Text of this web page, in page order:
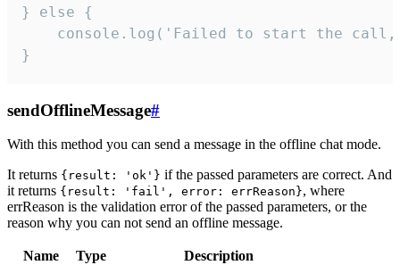
} else {
console.log('Failed to start the
}
sendOfflineMessage#
With this method you can send a message in the offline chat mode.
It returns {result: 'ok'} if the passed parameters are correct. And
it returns {result: 'fail', error: errReason}, where
errReason is the validation error of the passed parameters, or the
reason why you can not send an offline message.
Name Type
Description